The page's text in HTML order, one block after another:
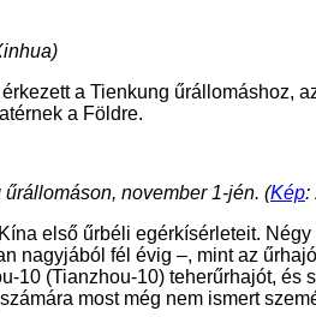
a Tienkung űrállomáshoz,
a Földre.
november 1-jén. (Kép:
első űrbéli egérkísérleteit.
fél évig –, mint az
(Tianzhou-10) teherűrhajót, és
most még nem ismert